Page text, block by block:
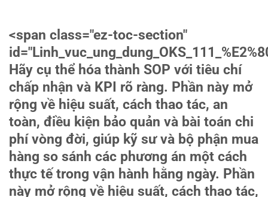
<span class="ez-toc-section"
Hãy cụ thể hóa thành SOP với tiêu chí
chấp nhận và KPI rõ ràng. Phần này mở
rộng về hiệu suất, cách thao tác, an
toàn, điều kiện bảo quản và bài toán chi
phí vòng đời, giúp kỹ sư và bộ phận mua
hàng so sánh các phương án một cách
thực tế trong vận hành hằng ngày. Phần
này mở rộng về hiệu suất, cách thao tác,